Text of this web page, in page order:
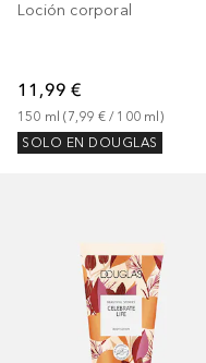
Loción corporal
11,99 €
150 ml (7,99 € / 100 ml )
SOLO EN DOUGLAS